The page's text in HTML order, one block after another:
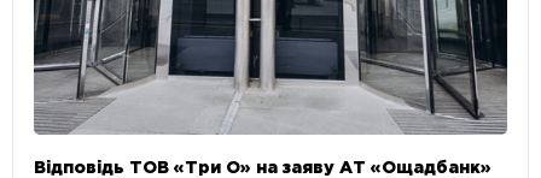
Відповідь ТОВ «Три О» на заяву АТ «Ощадбанк»